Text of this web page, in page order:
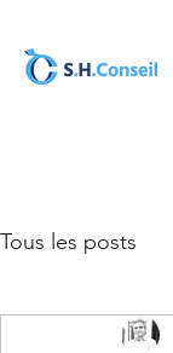
Tous les posts